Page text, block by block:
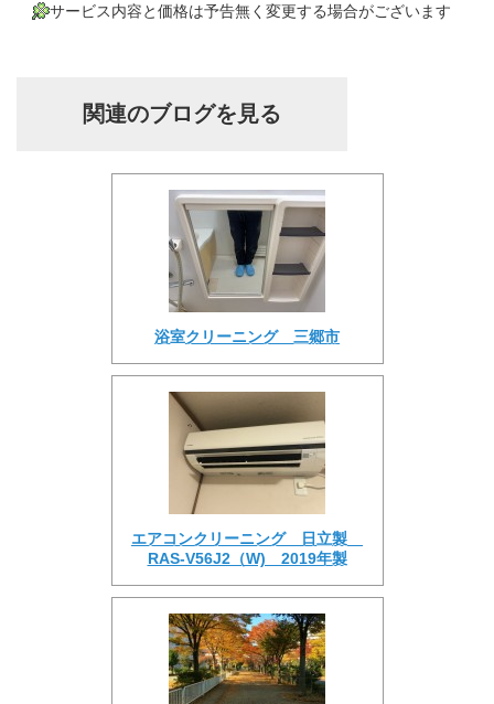
サービス内容と価格は予告無く変更する場合がございます
関連のブログを見る
浴室クリーニング 三郷市
エアコンクリーニング 日立製
RAS-V56J2（W) 2019年製